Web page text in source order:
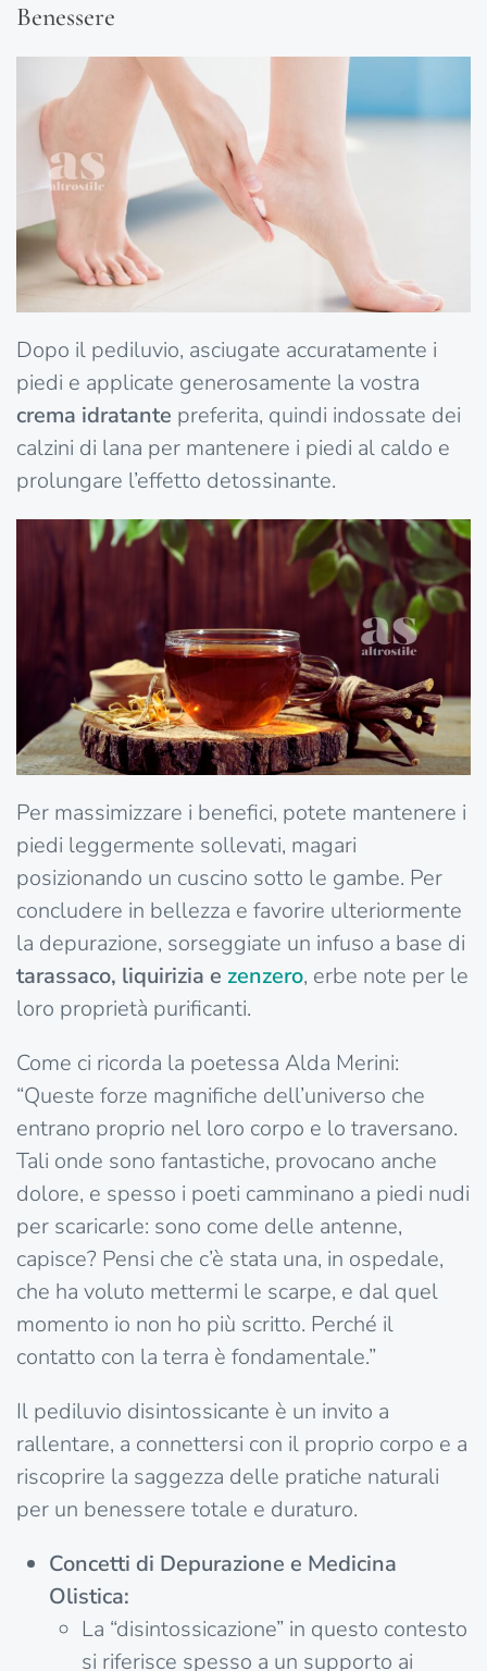
Benessere
Dopo il pediluvio, asciugate accuratamente i
piedi e applicate generosamente la vostra
crema idratante preferita, quindi indossate dei
calzini di lana per mantenere i piedi al caldo e
prolungare l’effetto detossinante.
Per massimizzare i benefici, potete mantenere i
piedi leggermente sollevati, magari
posizionando un cuscino sotto le gambe. Per
concludere in bellezza e favorire ulteriormente
la depurazione, sorseggiate un infuso a base di
tarassaco, liquirizia e zenzero, erbe note per le
loro proprietà purificanti.
Come ci ricorda la poetessa Alda Merini:
“Queste forze magnifiche dell’universo che
entrano proprio nel loro corpo e lo traversano.
Tali onde sono fantastiche, provocano anche
dolore, e spesso i poeti camminano a piedi nudi
per scaricarle: sono come delle antenne,
capisce? Pensi che c’è stata una, in ospedale,
che ha voluto mettermi le scarpe, e dal quel
momento io non ho più scritto. Perché il
contatto con la terra è fondamentale.”
Il pediluvio disintossicante è un invito a
rallentare, a connettersi con il proprio corpo e a
riscoprire la saggezza delle pratiche naturali
per un benessere totale e duraturo.
Concetti di Depurazione e Medicina
Olistica:
La “disintossicazione” in questo contesto
si riferisce spesso a un supporto ai